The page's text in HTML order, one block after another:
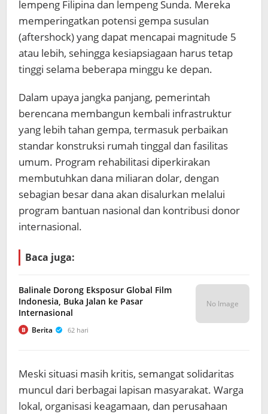
lempeng Filipina dan lempeng Sunda. Mereka
memperingatkan potensi gempa susulan
(aftershock) yang dapat mencapai magnitude 5
atau lebih, sehingga kesiapsiagaan harus tetap
tinggi selama beberapa minggu ke depan.
Dalam upaya jangka panjang, pemerintah
berencana membangun kembali infrastruktur
yang lebih tahan gempa, termasuk perbaikan
standar konstruksi rumah tinggal dan fasilitas
umum. Program rehabilitasi diperkirakan
membutuhkan dana miliaran dolar, dengan
sebagian besar dana akan disalurkan melalui
program bantuan nasional dan kontribusi donor
internasional.
Baca juga:
Balinale Dorong Eksposur Global Film
Indonesia, Buka Jalan ke Pasar
Internasional
B Berita 62 hari
No Image
Meski situasi masih kritis, semangat solidaritas
muncul dari berbagai lapisan masyarakat. Warga
lokal, organisasi keagamaan, dan perusahaan